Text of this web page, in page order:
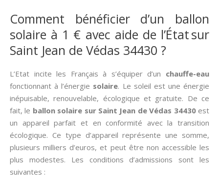
Comment bénéficier d’un ballon
solaire à 1 € avec aide de l’État sur
Saint Jean de Védas 34430 ?
L’Etat incite les Français à s’équiper d’un chauffe-eau
fonctionnant à l’énergie solaire. Le soleil est une énergie
inépuisable, renouvelable, écologique et gratuite. De ce
fait, le ballon solaire sur Saint Jean de Védas 34430est
un appareil parfait et en conformité avec la transition
écologique. Ce type d’appareil représente une somme,
plusieurs milliers d’euros, et peut être non accessible les
plus modestes. Les conditions d’admissions sont les
suivantes :